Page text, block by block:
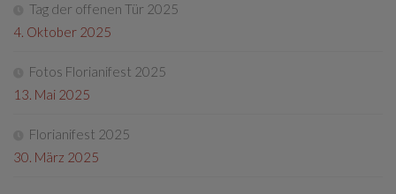
Tag der offenen Tür 2025
4. Oktober 2025
Fotos Florianifest 2025
13. Mai 2025
Florianifest 2025
30. März 2025